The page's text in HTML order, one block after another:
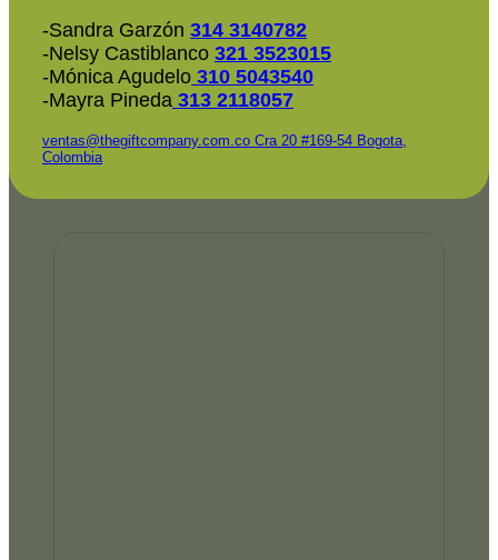
-Sandra Garzón 314 3140782
-Nelsy Castiblanco 321 3523015
-Mónica Agudelo 310 5043540
-Mayra Pineda 313 2118057
ventas@thegiftcompany.com.co Cra 20 #169-54 Bogota,
Colombia